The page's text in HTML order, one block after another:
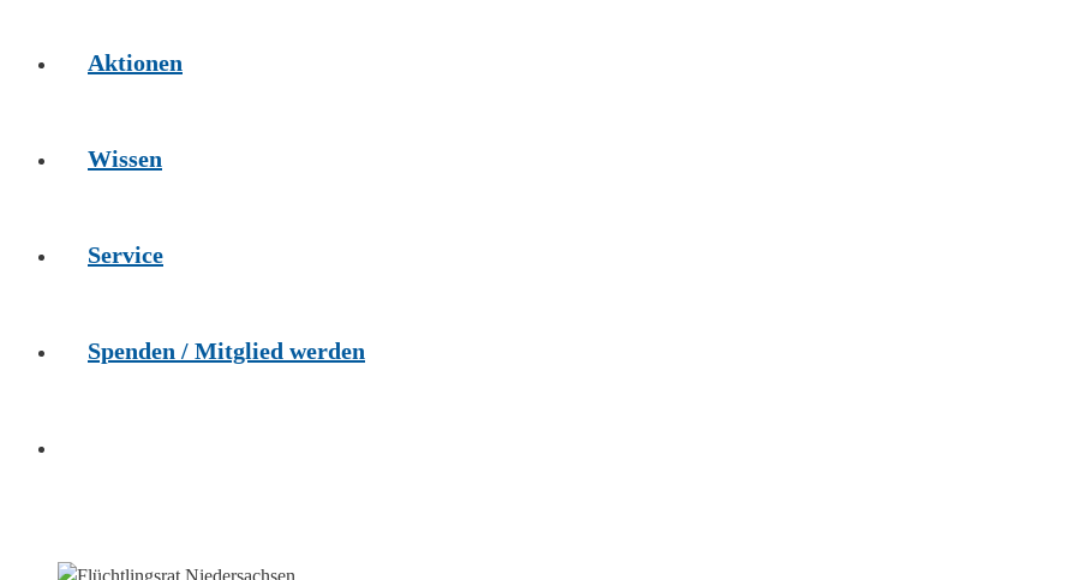
Aktionen
Wissen
Service
Spenden / Mitglied werden